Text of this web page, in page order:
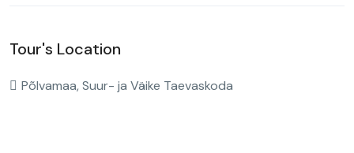
Tour's Location
Põlvamaa, Suur- ja Väike Taevaskoda